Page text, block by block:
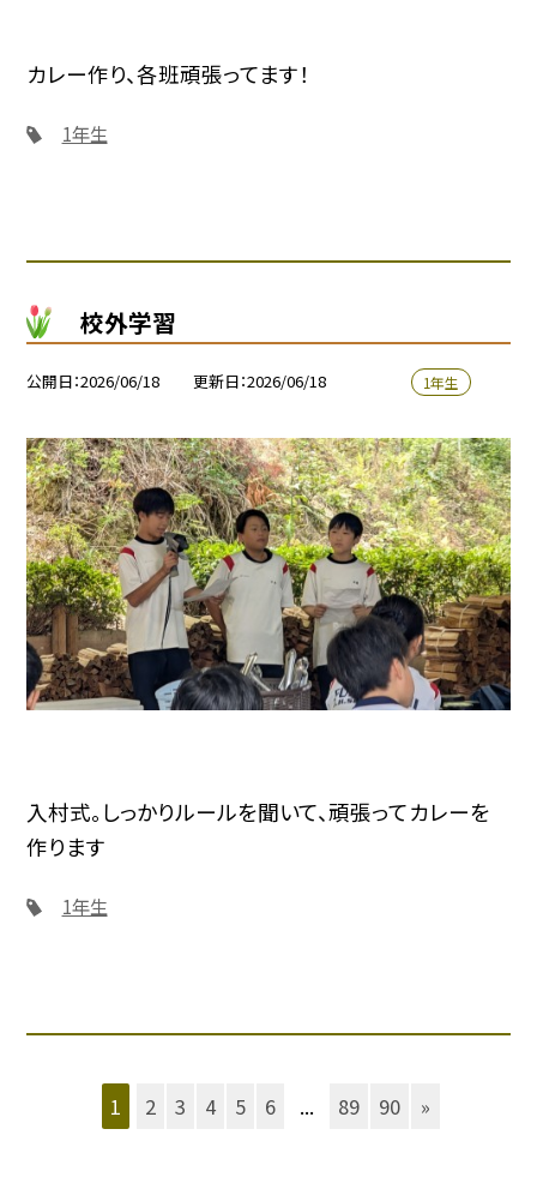
カレー作り、各班頑張ってます！
1年生
校外学習
公開日 2026/06/18 更新日 2026/06/18 1年生
入村式。しっかりルールを聞いて、頑張ってカレーを
作ります
1年生
1 2 3 4 5 6 ... 89 90 »